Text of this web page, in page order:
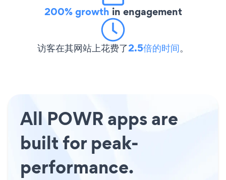
200% growth in engagement
访客在其网站上花费了2.5倍的时间。
All POWR apps are
built for peak-
performance.